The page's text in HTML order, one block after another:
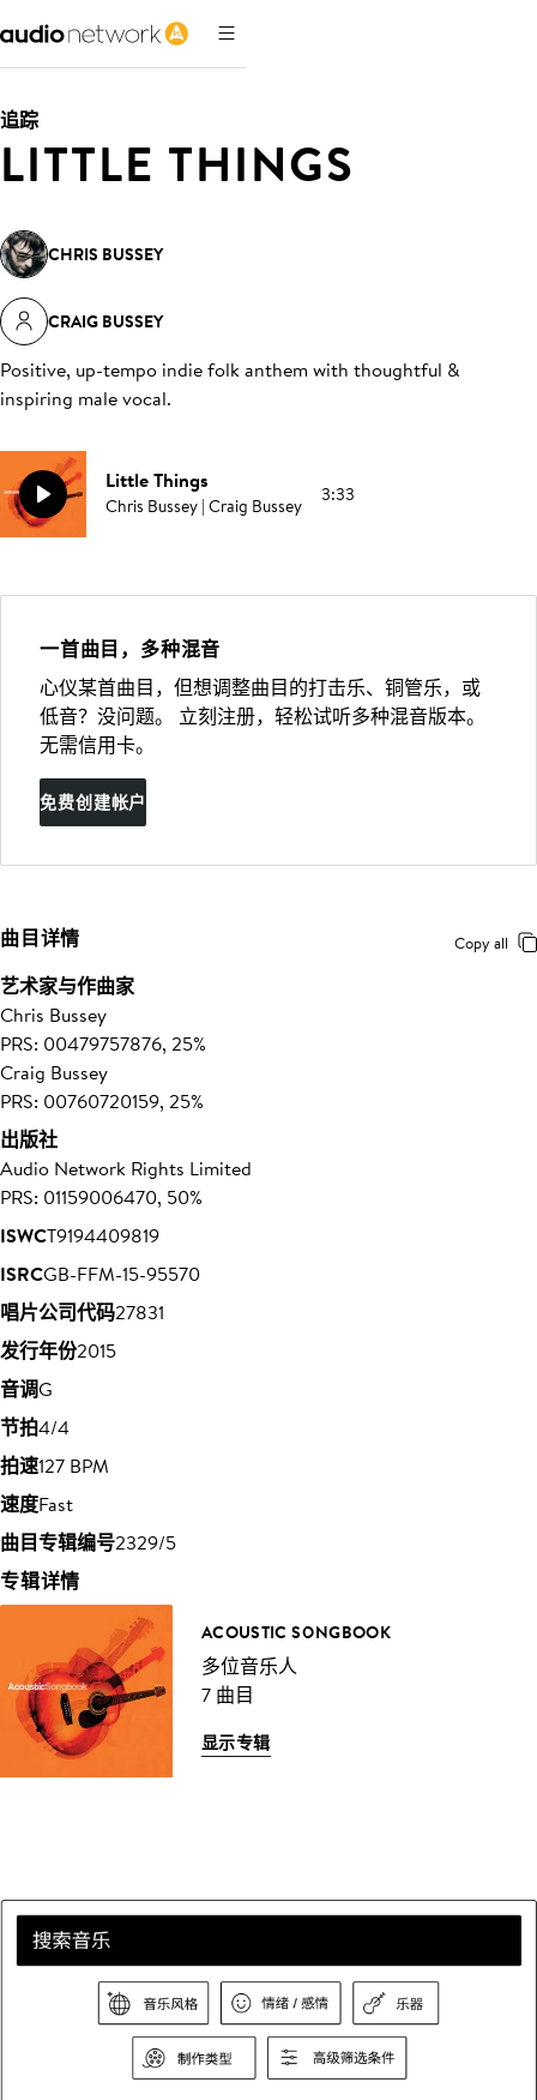
追踪
LITTLE THINGS
CHRIS BUSSEY
CRAIG BUSSEY
Positive, up-tempo indie folk anthem with thoughtful &
inspiring male vocal.
Little Things
Chris Bussey | Craig Bussey 3:33
一首曲目，多种混音
心仪某首曲目，但想调整曲目的打击乐、铜管乐，或
低音？没问题。 立刻注册，轻松试听多种混音版本。
无需信用卡。
免费创建帐户
曲目详情 Copy all
艺术家与作曲家
Chris Bussey
PRS: 00479757876, 25%
Craig Bussey
PRS: 00760720159, 25%
出版社
Audio Network Rights Limited
PRS: 01159006470, 50%
ISWCT9194409819
ISRCGB-FFM-15-95570
唱片公司代码27831
发行年份2015
音调G
节拍4/4
拍速127 BPM
速度Fast
曲目专辑编号2329/5
专辑详情
ACOUSTIC SONGBOOK
多位音乐人
7 曲目
显示专辑